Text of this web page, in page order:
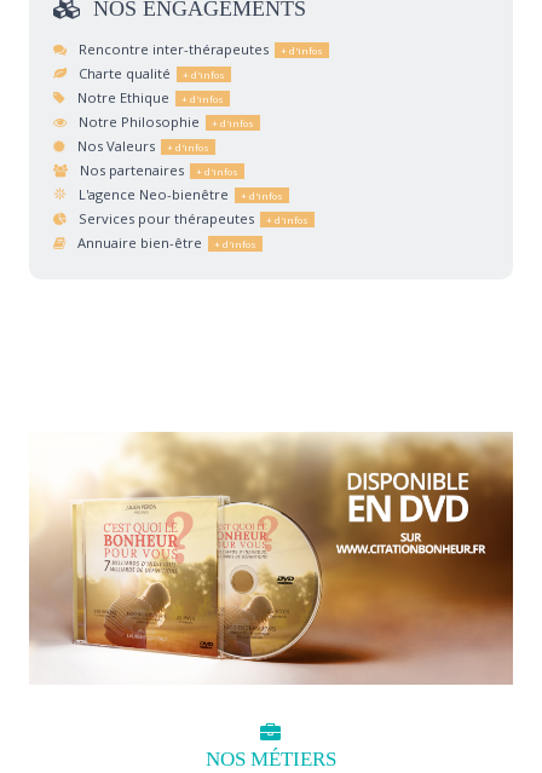
NOS ENGAGEMENTS
Rencontre inter-thérapeutes
Charte qualité
Notre Ethique
Notre Philosophie
Nos Valeurs
Nos partenaires
L'agence Neo-bienêtre
Services pour thérapeutes
Annuaire bien-être
NOS MÉTIERS